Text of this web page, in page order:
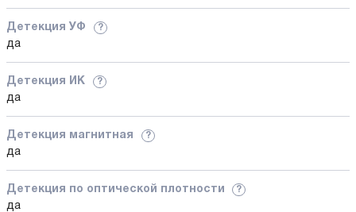
Детекция УФ ?
да
Детекция ИК ?
да
Детекция магнитная ?
да
Детекция по оптической плотности ?
да